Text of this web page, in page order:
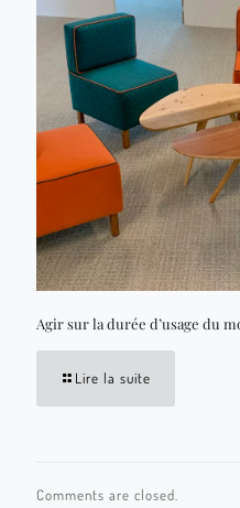
Agir sur la durée d’usage du
Lire la suite
Comments are closed.